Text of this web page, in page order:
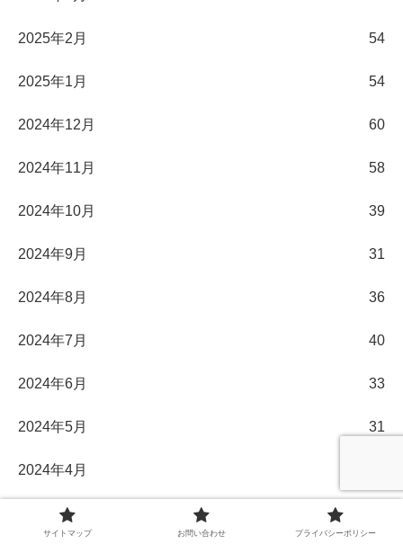
2025年2月 54
2025年1月 54
2024年12月 60
2024年11月 58
2024年10月 39
2024年9月 31
2024年8月 36
2024年7月 40
2024年6月 33
2024年5月 31
2024年4月
2024年3月
サイトマップ お問い合わせ プライバシーポリシー